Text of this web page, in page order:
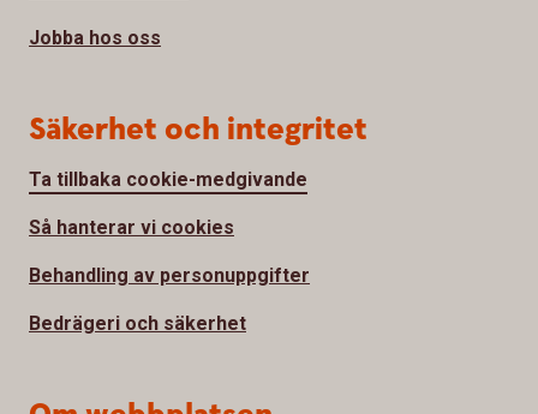
Jobba hos oss
Säkerhet och integritet
Ta tillbaka cookie-medgivande
Så hanterar vi cookies
Behandling av personuppgifter
Bedrägeri och säkerhet